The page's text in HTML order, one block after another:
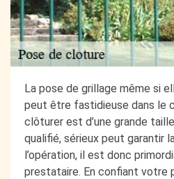
La pose de grillage même si
peut être fastidieuse dans le
clôturer est d’une grande
qualifié, sérieux peut garantir
l’opération, il est donc
prestataire. En confiant votre